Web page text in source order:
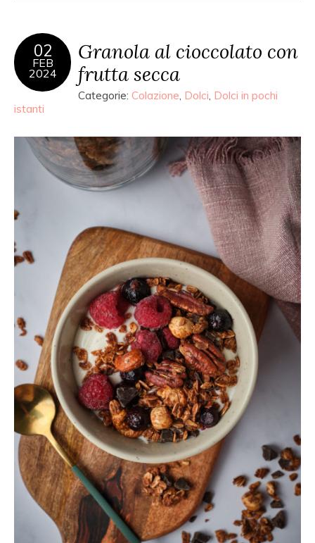
02
FEB
2024
Granola al cioccolato con
frutta secca
Categorie: Colazione, Dolci, Dolci in pochi
istanti